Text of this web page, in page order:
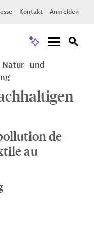
Kontakt Anmelden
Natur- und
de
au